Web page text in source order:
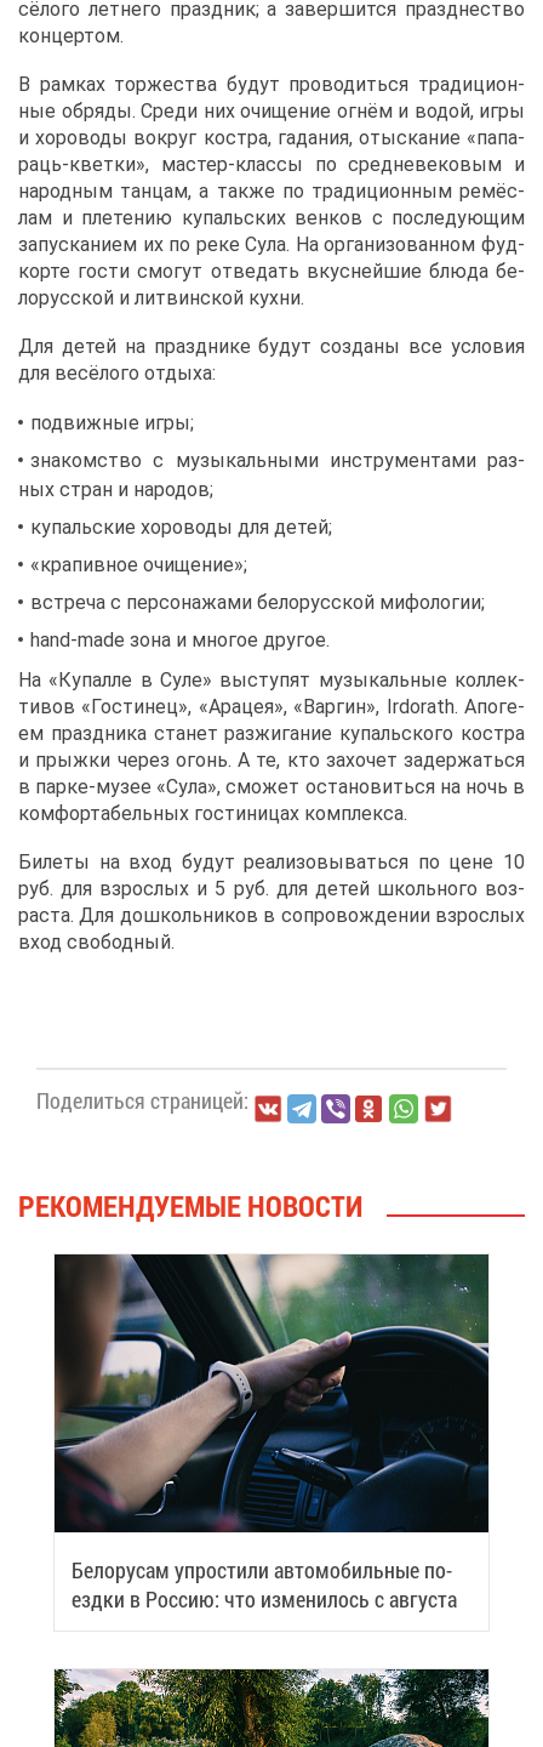
сё­ло­го лет­не­го празд­ник; а за­вер­шит­ся празд­не­ство
кон­цер­том.
В рам­ках тор­же­ства бу­дут про­во­дить­ся тра­ди­ци­он­
ные об­ря­ды. Сре­ди них очи­ще­ние ог­нём и во­дой, иг­ры
и хо­ро­во­ды во­круг ко­ст­ра, га­да­ния, отыс­ка­ние «па­па­
ра­ць-квет­ки», ма­стер-клас­сы по сред­не­ве­ко­вым и
на­род­ным тан­цам, а та­к­же по тра­ди­ци­он­ным ре­мёс­
лам и пле­те­нию ку­паль­ских вен­ков с по­сле­ду­ю­щим
за­пус­ка­ни­ем их по ре­ке Су­ла. На ор­га­ни­зо­ван­ном фуд-
кор­те го­сти смо­гут от­ве­дать вкус­ней­шие блю­да бе­
ло­рус­ской и лит­вин­ской кух­ни.
Для де­тей на празд­ни­ке бу­дут со­зда­ны все усло­вия
для ве­сё­ло­го от­ды­ха:
по­движ­ные иг­ры;
зна­ком­ство с му­зы­каль­ны­ми ин­стру­мен­та­ми раз­
ных стран и на­ро­дов;
ку­паль­ские хо­ро­во­ды для де­тей;
«кра­пив­ное очи­ще­ние»;
встре­ча с пер­со­на­жа­ми бе­ло­рус­ской ми­фо­ло­гии;
hand-made зо­на и мно­гое дру­гое.
На «Ку­пал­ле в Су­ле» вы­сту­пят му­зы­каль­ные кол­лек­
ти­вов «Го­сти­нец», «Ара­цея», «Вар­гин», Irdorath. Апо­ге­
ем празд­ни­ка ста­нет раз­жи­га­ние ку­паль­ско­го ко­ст­ра
и прыж­ки че­рез огонь. А те, кто за­хо­чет за­дер­жать­ся
в пар­ке-му­зее «Су­ла», смо­жет оста­но­вить­ся на ночь в
ком­фор­та­бель­ных го­сти­ни­цах ком­плек­са.
Би­ле­ты на вход бу­дут ре­а­ли­зо­вы­вать­ся по цене 10
руб. для взрос­лых и 5 руб. для де­тей школь­но­го воз­
рас­та. Для до­школь­ни­ков в со­про­вож­де­нии взрос­лых
вход сво­бод­ный.
По­де­лить­ся стра­ни­цей:
РЕ­КО­МЕН­ДУ­Е­МЫЕ НО­ВО­СТИ
Бе­ло­ру­сам упро­сти­ли ав­то­мо­биль­ные по­
езд­ки в Рос­сию: что из­ме­ни­лось с ав­гу­ста